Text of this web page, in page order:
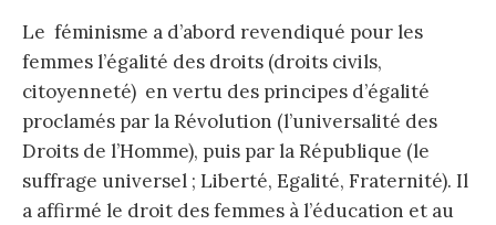
Le féminisme a d’abord revendiqué pour les
femmes l’égalité des droits (droits civils,
citoyenneté) en vertu des principes d’égalité
proclamés par la Révolution (l’universalité des
Droits de l’Homme), puis par la République (le
suffrage universel ; Liberté, Egalité, Fraternité). Il
a affirmé le droit des femmes à l’éducation et au